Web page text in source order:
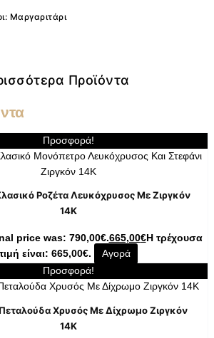
Μαργαριτάρι
Προϊόντα
Προσφορά!
Ροζέτα Λευκόχρυσος Με Ζιργκόν
14K
price was: 790,00€.665,00€Η τρέχουσα
τιμή είναι: 665,00€.
Αγορά
Προσφορά!
Χρυσός Με Δίχρωμο Ζιργκόν
14K